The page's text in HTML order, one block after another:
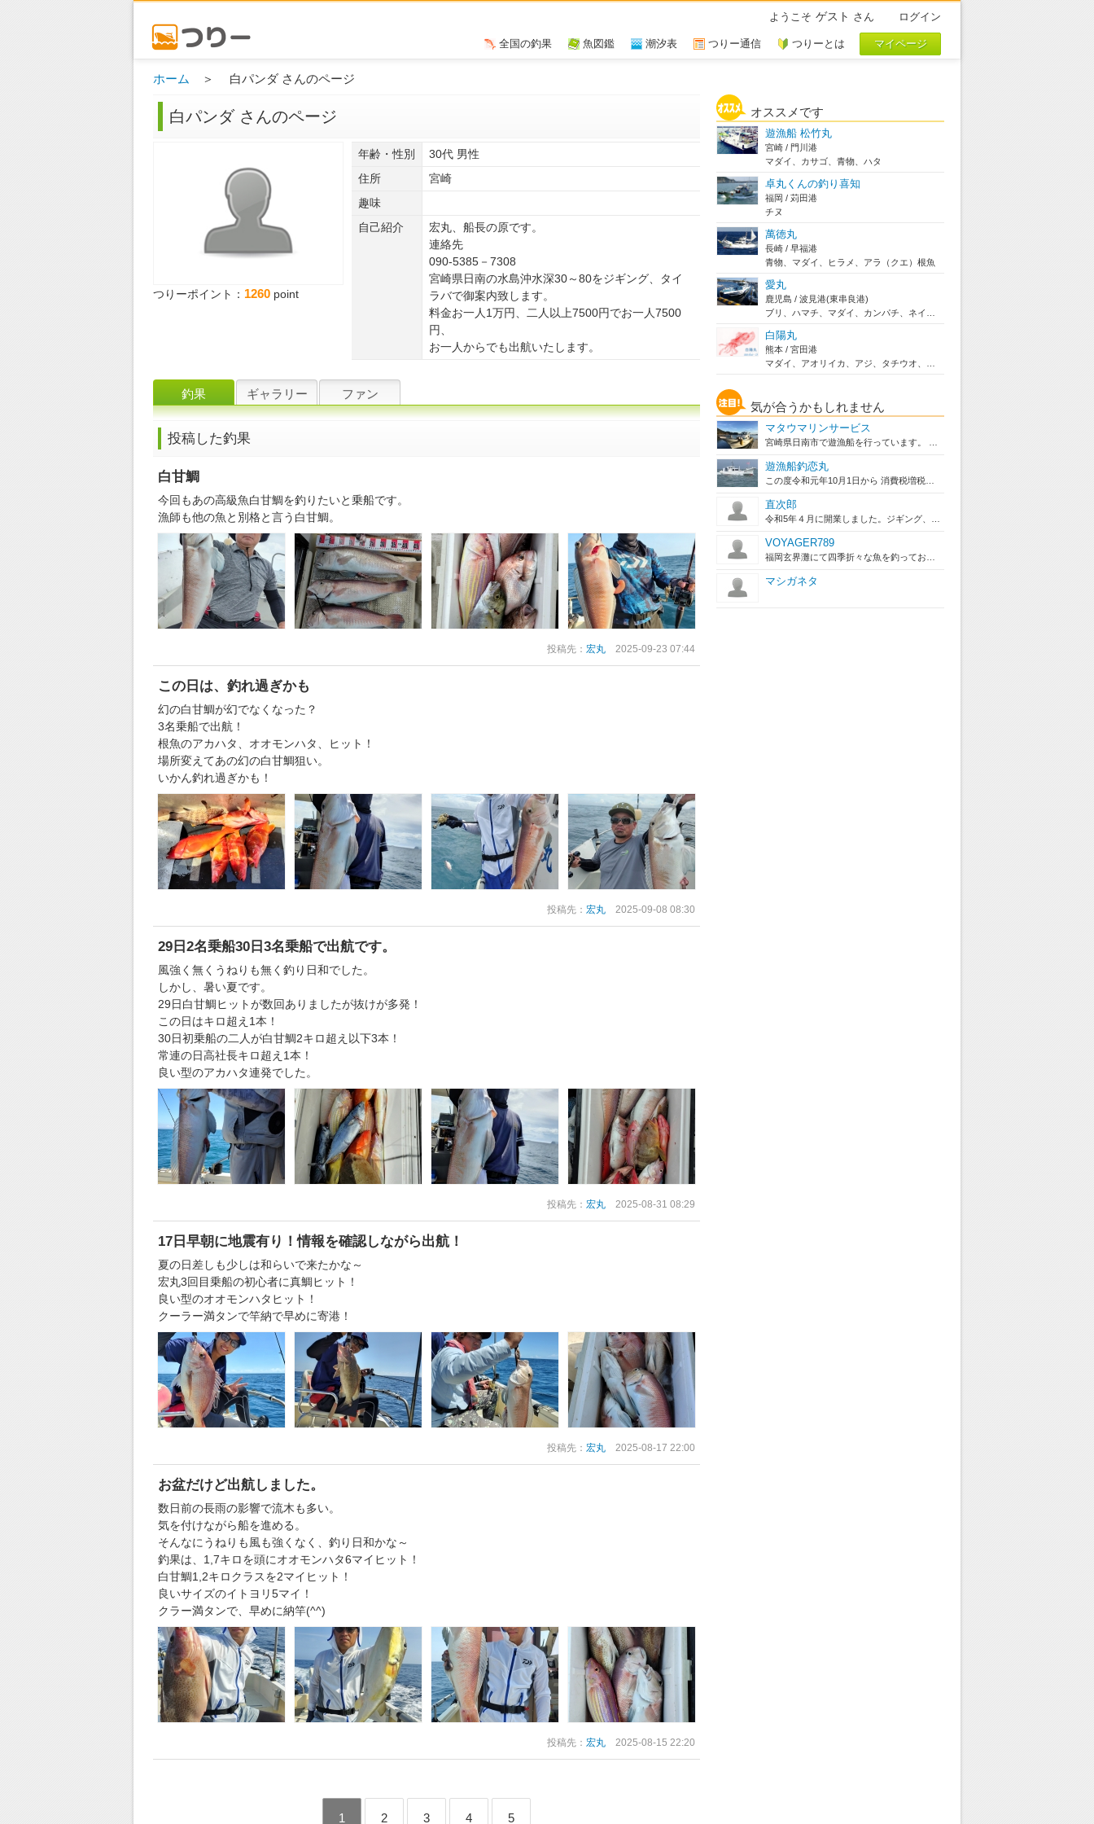
ようこそ ゲスト さん ログイン
つりーとは
つりー通信
潮汐表
魚図鑑
全国の釣果
ホーム ＞ 白パンダ さんのページ
白パンダ さんのページ
つりーポイント： 1260 point
年齢・性別
30代 男性
住所
宮崎
趣味
自己紹介
宏丸、船長の原です。
連絡先
090-5385－7308
宮崎県日南の水島沖水深30～80をジギング、タイ
ラバで御案内致します。
料金お一人1万円、二人以上7500円でお一人7500
円、
お一人からでも出航いたします。
釣果 ギャラリー ファン
投稿した釣果
白甘鯛
今回もあの高級魚白甘鯛を釣りたいと乗船です。
漁師も他の魚と別格と言う白甘鯛。
投稿先： 宏丸 2025-09-23 07:44
この日は、釣れ過ぎかも
幻の白甘鯛が幻でなくなった？
3名乗船で出航！
根魚のアカハタ、オオモンハタ、ヒット！
場所変えてあの幻の白甘鯛狙い。
いかん釣れ過ぎかも！
投稿先： 宏丸 2025-09-08 08:30
29日2名乗船30日3名乗船で出航です。
風強く無くうねりも無く釣り日和でした。
しかし、暑い夏です。
29日白甘鯛ヒットが数回ありましたが抜けが多発！
この日はキロ超え1本！
30日初乗船の二人が白甘鯛2キロ超え以下3本！
常連の日高社長キロ超え1本！
良い型のアカハタ連発でした。
投稿先： 宏丸 2025-08-31 08:29
17日早朝に地震有り！情報を確認しながら出航！
夏の日差しも少しは和らいで来たかな～
宏丸3回目乗船の初心者に真鯛ヒット！
良い型のオオモンハタヒット！
クーラー満タンで竿納で早めに寄港！
投稿先： 宏丸 2025-08-17 22:00
お盆だけど出航しました。
数日前の長雨の影響で流木も多い。
気を付けながら船を進める。
そんなにうねりも風も強くなく、釣り日和かな～
釣果は、1,7キロを頭にオオモンハタ6マイヒット！
白甘鯛1,2キロクラスを2マイヒット！
良いサイズのイトヨリ5マイ！
クラー満タンで、早めに納竿(^^)
投稿先： 宏丸 2025-08-15 22:20
1 2 3 4 5
オススメです
遊漁船 松竹丸
宮崎 / 門川港
マダイ、カサゴ、青物、ハタ
卓丸くんの釣り喜知
福岡 / 苅田港
チヌ
萬徳丸
長崎 / 早福港
青物、マダイ、ヒラメ、アラ（クエ）根魚
愛丸
鹿児島 / 波見港(東串良港)
白陽丸
熊本 / 宮田港
気が合うかもしれません
マタウマリンサービス
遊漁船釣恋丸
直次郎
VOYAGER789
マシガネタ